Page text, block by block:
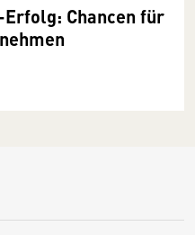
Chancen für